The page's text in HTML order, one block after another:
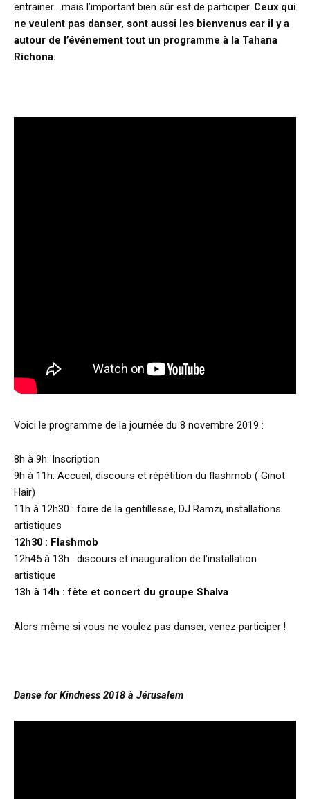
entrainer….mais l’important bien sûr est de participer. Ceux qui
ne veulent pas danser, sont aussi les bienvenus car il y a
autour de l’événement tout un programme à la Tahana
Richona.
Voici le programme de la journée du 8 novembre 2019 :
8h à 9h: Inscription
9h à 11h: Accueil, discours et répétition du flashmob ( Ginot
Hair)
11h à 12h30 : foire de la gentillesse, DJ Ramzi, installations
artistiques
12h30 : Flashmob
12h45 à 13h : discours et inauguration de l’installation
artistique
13h à 14h : fête et concert du groupe Shalva
Alors même si vous ne voulez pas danser, venez participer !
Danse for Kindness 2018 à Jérusalem